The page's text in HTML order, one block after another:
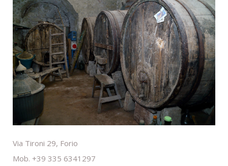
Via Tironi 29, Forio
Mob. +39 335 6341297